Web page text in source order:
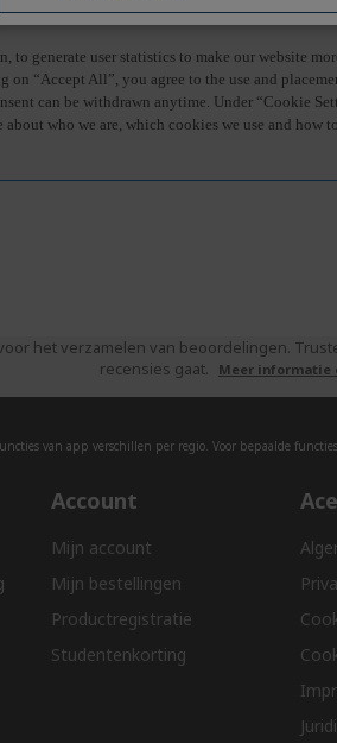
het verzamelen van beoordelingen.
recensies gaat.
Meer informatie
van app verschillen per regio. Voor bepaalde
Account
Mijn account
Mijn bestellingen
Productregistratie
Studentenkorting